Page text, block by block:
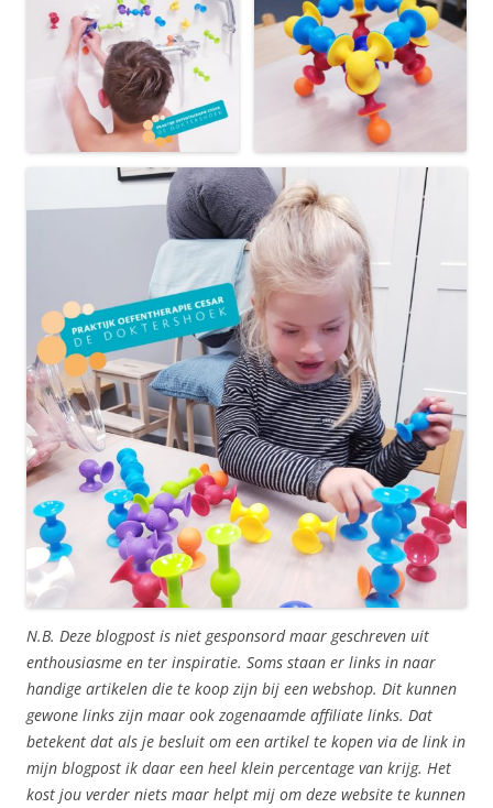
N.B. Deze blogpost is niet gesponsord maar geschreven uit
enthousiasme en ter inspiratie. Soms staan er links in naar
handige artikelen die te koop zijn bij een webshop. Dit kunnen
gewone links zijn maar ook zogenaamde affiliate links. Dat
betekent dat als je besluit om een artikel te kopen via de link in
mijn blogpost ik daar een heel klein percentage van krijg. Het
kost jou verder niets maar helpt mij om deze website te kunnen